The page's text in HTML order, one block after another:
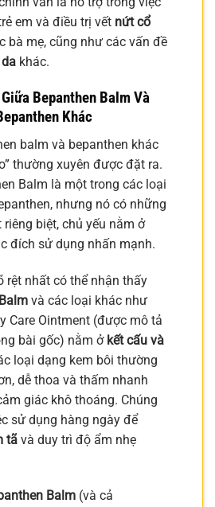
em và điều trị vết nứt cổ
bà mẹ, cũng như các vấn đề
khác.
Bepanthen Balm Và
Khác
balm và bepanthen khác
thường xuyên được đặt ra.
Balm là một trong các loại
nhưng nó có những
biệt, chủ yếu nằm ở
đích sử dụng nhấn mạnh.
rệt nhất có thể nhận thấy
và các loại khác như
Care Ointment (được mô tả
bài gốc) nằm ở kết cấu và
loại dạng kem bôi thường
dễ thoa và thấm nhanh
giác khô thoáng. Chúng
sử dụng hàng ngày để
tã và duy trì độ ẩm nhẹ
Balm (và cả